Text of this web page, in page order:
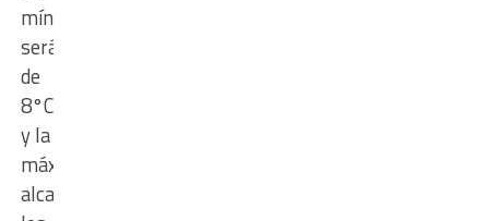
mínima
será
de
8°C
y la
máxima
alcanzará